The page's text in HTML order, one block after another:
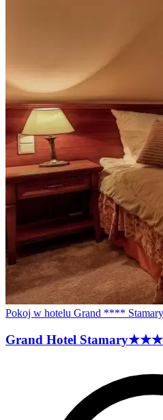
Pokoj w hotelu Grand **** Stamary
Grand Hotel Stamary